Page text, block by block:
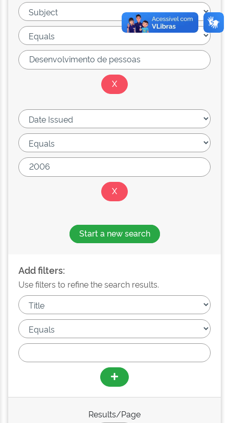
Start a new search
Add filters:
Use filters to refine the search results.
Results/Page